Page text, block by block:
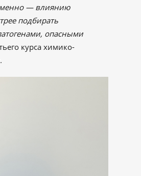
— влиянию
подбирать
опасными
курса химико-
.